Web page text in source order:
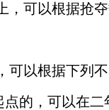
，可以根据抢
可以根据下列
点的，可以在